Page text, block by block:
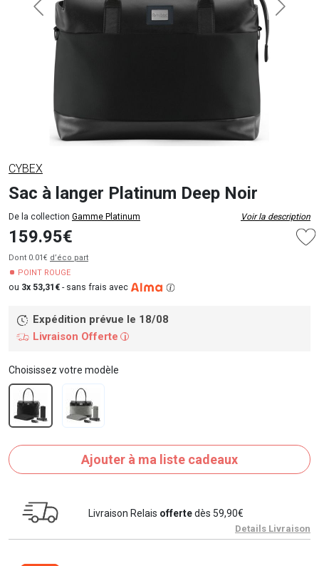
CYBEX
Sac à langer Platinum Deep Noir
De la collection Gamme Platinum Voir la description
159.95€
Dont 0.01€ d’éco part
POINT ROUGE
ou 3x 53,31€ - sans frais avec
Expédition prévue le 18/08
Livraison Offerte
i
Choisissez votre modèle
Ajouter à ma liste cadeaux
Livraison Relais offertedès 59,90€
Details Livraison